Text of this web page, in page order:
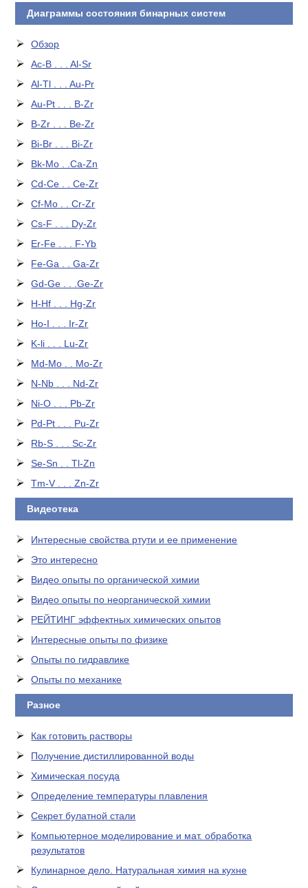
Диаграммы состояния бинарных систем
Обзор
Ac-B . . . Al-Sr
Al-Tl . . . Au-Pr
Au-Pt . . . B-Zr
B-Zr . . . Be-Zr
Bi-Br . . . Bi-Zr
Bk-Mo . .Ca-Zn
Cd-Ce . . Ce-Zr
Cf-Mo . . Cr-Zr
Cs-F . . . Dy-Zr
Er-Fe . . . F-Yb
Fe-Ga . . Ga-Zr
Gd-Ge . . .Ge-Zr
H-Hf . . . Hg-Zr
Ho-I . . . Ir-Zr
K-li . . . Lu-Zr
Md-Mo . . Mo-Zr
N-Nb . . . Nd-Zr
Ni-O . . . Pb-Zr
Pd-Pt . . . Pu-Zr
Rb-S . . . Sc-Zr
Se-Sn . . Tl-Zn
Tm-V . . . Zn-Zr
Видеотека
Интересные свойства ртути и ее применение
Это интересно
Видео опыты по органической химии
Видео опыты по неорганической химии
РЕЙТИНГ эффектных химических опытов
Интересные опыты по физике
Опыты по гидравлике
Опыты по механике
Разное
Как готовить растворы
Получение дистиллированной воды
Химическая посуда
Определение температуры плавления
Секрет булатной стали
Компьютерное моделирование и мат. обработка
результатов
Кулинарное дело. Натуральная химия на кухне